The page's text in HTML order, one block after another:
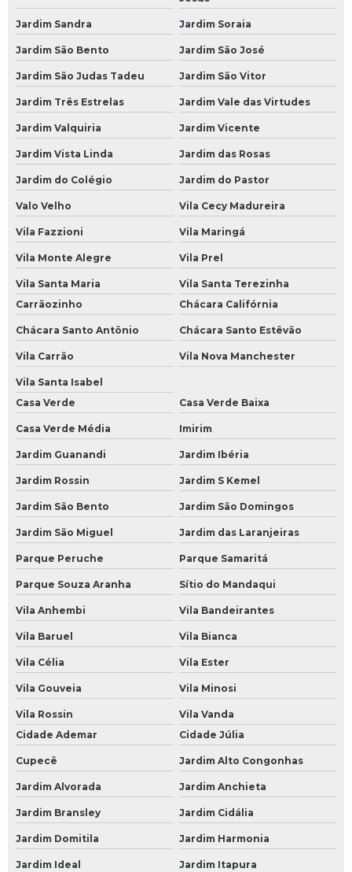
Mecânica a Domicílio
Mecânico a Domicílio
Mecânico a Domicílio em São Paulo
Mecânico a Domicílio em SP
Mecânico a Domicílio na Avenida do Estado
Mecânico a Domicílio na Paulista
Mecânico a Domicílio na Zona Leste
Mecânico a Domicílio na Zona Norte
Mecânico a Domicílio na Zona Oeste
Mecânico a Domicílio no Morumbi
Mecânico a Domicílio SP
Oficina Mecânica a Domicílio
Oficina Mecânica em Domicílio
Serviço Mecânica a Domicílio
Revisões Veiculares
Revisão Automotiva
Revisão Automotiva Preço
Revisão Automotiva SP
Revisão Elétrica Automotiva
Revisão Preventiva Automotiva
Revisão Veicular
Revisão Veicular em São Paulo
Revisão Veicular em SP
Revisão Veicular na Avenida do Estado
Revisão Veicular na Paulista
Revisão Veicular na Zona Leste
Revisão Veicular na Zona Norte
Revisão Veicular na Zona Oeste
Jardim Sandra Jardim Soraia
Jardim São Bento Jardim São José
Jardim São Judas Tadeu Jardim São Vitor
Jardim Três Estrelas Jardim Vale das Virtudes
Jardim Valquiria Jardim Vicente
Jardim Vista Linda Jardim das Rosas
Jardim do Colégio Jardim do Pastor
Valo Velho Vila Cecy Madureira
Vila Fazzioni Vila Maringá
Vila Monte Alegre Vila Prel
Vila Santa Maria
Vila Santa Terezinha
Carrãozinho
Chácara Califórnia
Chácara Santo Antônio Chácara Santo Estêvão
Vila Carrão Vila Nova Manchester
Vila Santa Isabel
Casa Verde
Casa Verde Baixa
Casa Verde Média Imirim
Jardim Guanandi Jardim Ibéria
Jardim Rossin Jardim S Kemel
Jardim São Bento Jardim São Domingos
Jardim São Miguel Jardim das Laranjeiras
Parque Peruche Parque Samaritá
Parque Souza Aranha Sítio do Mandaqui
Vila Anhembi Vila Bandeirantes
Vila Baruel Vila Bianca
Vila Célia Vila Ester
Vila Gouveia Vila Minosi
Vila Rossin
Vila Vanda
Cidade Ademar
Cidade Júlia
Cupecê Jardim Alto Congonhas
Jardim Alvorada Jardim Anchieta
Jardim Bransley Jardim Cidália
Jardim Domitila Jardim Harmonia
Jardim Ideal Jardim Itapura